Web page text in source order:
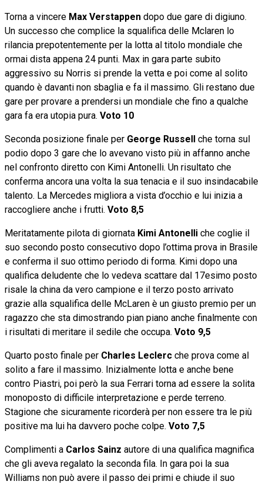
Torna a vincere Max Verstappen dopo due gare di digiuno.
Un successo che complice la squalifica delle Mclaren lo
rilancia prepotentemente per la lotta al titolo mondiale che
ormai dista appena 24 punti. Max in gara parte subito
aggressivo su Norris si prende la vetta e poi come al solito
quando è davanti non sbaglia e fa il massimo. Gli restano due
gare per provare a prendersi un mondiale che fino a qualche
gara fa era utopia pura. Voto 10
Seconda posizione finale per George Russell che torna sul
podio dopo 3 gare che lo avevano visto più in affanno anche
nel confronto diretto con Kimi Antonelli. Un risultato che
conferma ancora una volta la sua tenacia e il suo insindacabile
talento. La Mercedes migliora a vista d’occhio e lui inizia a
raccogliere anche i frutti. Voto 8,5
Meritatamente pilota di giornata Kimi Antonelli che coglie il
suo secondo posto consecutivo dopo l’ottima prova in Brasile
e conferma il suo ottimo periodo di forma. Kimi dopo una
qualifica deludente che lo vedeva scattare dal 17esimo posto
risale la china da vero campione e il terzo posto arrivato
grazie alla squalifica delle McLaren è un giusto premio per un
ragazzo che sta dimostrando pian piano anche finalmente con
i risultati di meritare il sedile che occupa. Voto 9,5
Quarto posto finale per Charles Leclerc che prova come al
solito a fare il massimo. Inizialmente lotta e anche bene
contro Piastri, poi però la sua Ferrari torna ad essere la solita
monoposto di difficile interpretazione e perde terreno.
Stagione che sicuramente ricorderà per non essere tra le più
positive ma lui ha davvero poche colpe. Voto 7,5
Complimenti a Carlos Sainz autore di una qualifica magnifica
che gli aveva regalato la seconda fila. In gara poi la sua
Williams non può avere il passo dei primi e chiude il suo